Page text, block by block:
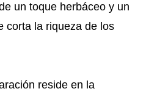
un toque herbáceo y un
corta la riqueza de los
reside en la